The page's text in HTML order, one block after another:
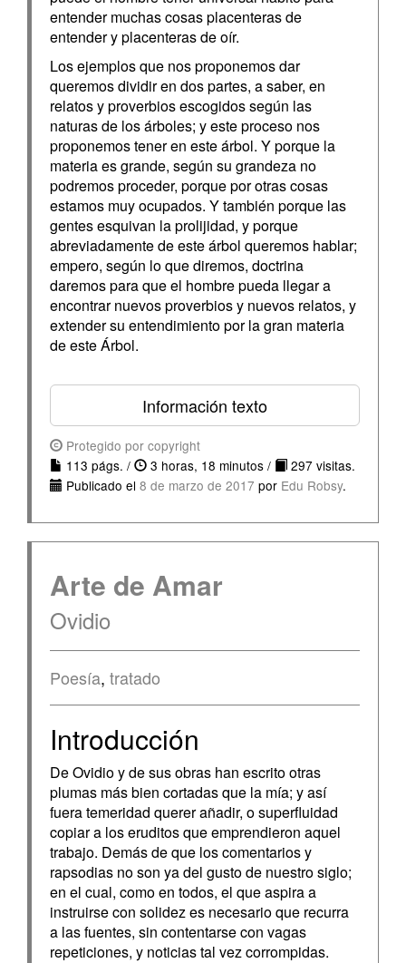
entender muchas cosas placenteras de
entender y placenteras de oír.
Los ejemplos que nos proponemos dar
queremos dividir en dos partes, a saber, en
relatos y proverbios escogidos según las
naturas de los árboles; y este proceso nos
proponemos tener en este árbol. Y porque la
materia es grande, según su grandeza no
podremos proceder, porque por otras cosas
estamos muy ocupados. Y también porque las
gentes esquivan la prolijidad, y porque
abreviadamente de este árbol queremos hablar;
empero, según lo que diremos, doctrina
daremos para que el hombre pueda llegar a
encontrar nuevos proverbios y nuevos relatos, y
extender su entendimiento por la gran materia
de este Árbol.
Información texto
Protegido por copyright
113 págs. /
3 horas, 18 minutos /
297 visitas.
Publicado el 8 de marzo de 2017 por Edu Robsy.
Arte de Amar
Ovidio
Poesía, tratado
Introducción
De Ovidio y de sus obras han escrito otras
plumas más bien cortadas que la mía; y así
fuera temeridad querer añadir, o superfluidad
copiar a los eruditos que emprendieron aquel
trabajo. Demás de que los comentarios y
rapsodias no son ya del gusto de nuestro siglo;
en el cual, como en todos, el que aspira a
instruirse con solidez es necesario que recurra
a las fuentes, sin contentarse con vagas
repeticiones, y noticias tal vez corrompidas.